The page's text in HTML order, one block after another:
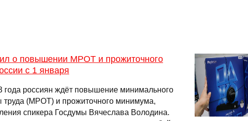
о повышении МРОТ и прожиточного
с 1 января
года россиян ждёт повышение минимального
труда (МРОТ) и прожиточного минимума,
спикера Госдумы Вячеслава Володина.